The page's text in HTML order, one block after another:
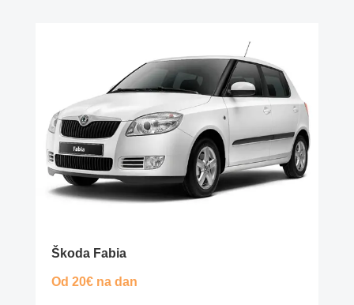
Škoda Fabia
Od 20€ na dan